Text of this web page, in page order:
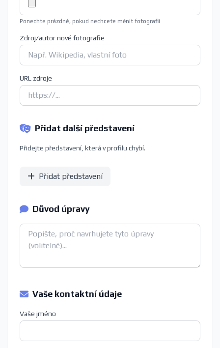
Ponechte prázdné, pokud nechcete měnit fotografii
Zdroj/autor nové fotografie
URL zdroje
Přidat další představení
Přidejte představení, která v profilu chybí.
Přidat představení
Důvod úpravy
Vaše kontaktní údaje
Vaše jméno